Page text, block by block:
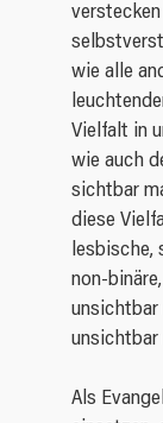
wie alle
Vielfalt in
wie auch
sichtbar
diese
lesbische,
non-
unsichtbar
unsichtbar
Als